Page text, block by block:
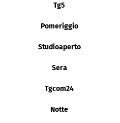
Tg5
Pomeriggio
Studioaperto
Sera
Tgcom24
Notte